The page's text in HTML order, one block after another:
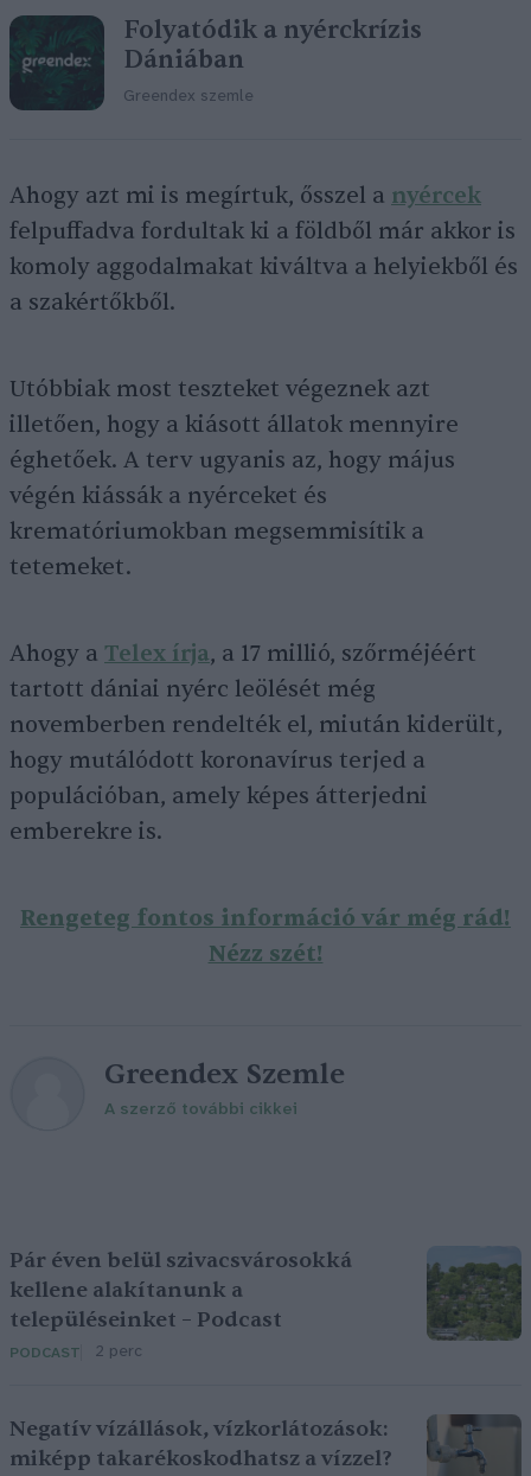
Folyatódik a nyérckrízis
Dániában
Greendex szemle
Ahogy azt mi is megírtuk, ősszel a nyércek
felpuffadva fordultak ki a földből már akkor is
komoly aggodalmakat kiváltva a helyiekből és
a szakértőkből.
Utóbbiak most teszteket végeznek azt
illetően, hogy a kiásott állatok mennyire
éghetőek. A terv ugyanis az, hogy május
végén kiássák a nyérceket és
krematóriumokban megsemmisítik a
tetemeket.
Ahogy a Telex írja, a 17 millió, szőrméjéért
tartott dániai nyérc leölését még
novemberben rendelték el, miután kiderült,
hogy mutálódott koronavírus terjed a
populációban, amely képes átterjedni
emberekre is.
Rengeteg fontos információ vár még rád!
Nézz szét!
Greendex Szemle
A szerző további cikkei
Pár éven belül szivacsvárosokká
kellene alakítanunk a
településeinket – Podcast
PODCAST 2 perc
Negatív vízállások, vízkorlátozások:
miképp takarékoskodhatsz a vízzel?